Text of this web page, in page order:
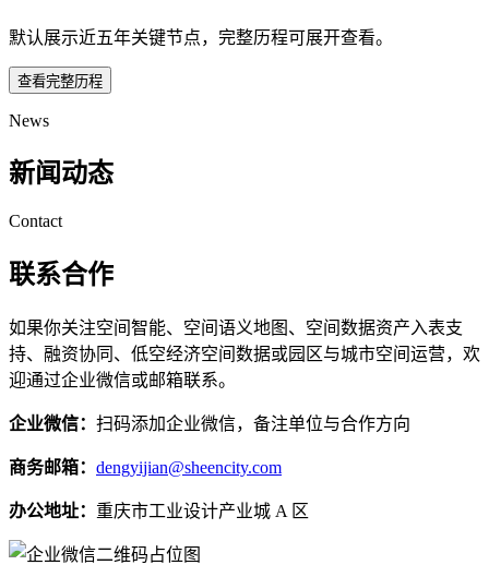
默认展示近五年关键节点，完整历程可展开查看。
查看完整历程
News
新闻动态
Contact
联系合作
如果你关注空间智能、空间语义地图、空间数据资产入表支
持、融资协同、低空经济空间数据或园区与城市空间运营，欢
迎通过企业微信或邮箱联系。
企业微信： 扫码添加企业微信，备注单位与合作方向
商务邮箱： dengyijian@sheencity.com
办公地址： 重庆市工业设计产业城 A 区